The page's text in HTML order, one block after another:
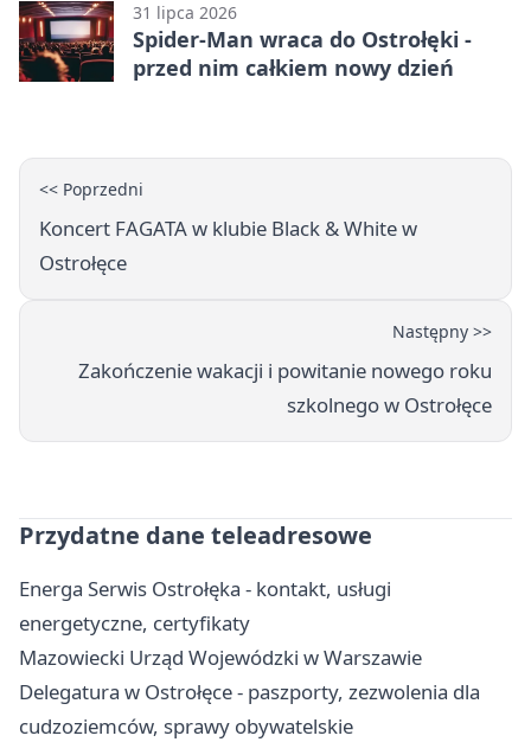
31 lipca 2026
Spider-Man wraca do Ostrołęki -
przed nim całkiem nowy dzień
<< Poprzedni
Koncert FAGATA w klubie Black & White w
Ostrołęce
Następny >>
Zakończenie wakacji i powitanie nowego roku
szkolnego w Ostrołęce
Przydatne dane teleadresowe
Energa Serwis Ostrołęka - kontakt, usługi
energetyczne, certyfikaty
Mazowiecki Urząd Wojewódzki w Warszawie
Delegatura w Ostrołęce - paszporty, zezwolenia dla
cudzoziemców, sprawy obywatelskie